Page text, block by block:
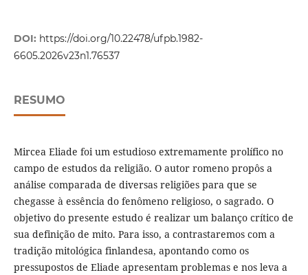
DOI: https://doi.org/10.22478/ufpb.1982-
6605.2026v23n1.76537
RESUMO
Mircea Eliade foi um estudioso extremamente prolífico no
campo de estudos da religião. O autor romeno propôs a
análise comparada de diversas religiões para que se
chegasse à essência do fenômeno religioso, o sagrado. O
objetivo do presente estudo é realizar um balanço crítico de
sua definição de mito. Para isso, a contrastaremos com a
tradição mitológica finlandesa, apontando como os
pressupostos de Eliade apresentam problemas e nos leva a